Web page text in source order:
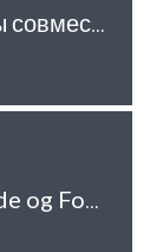
Как функционируют механизмы совместной разработки
GGBets Slotautomater for Glæde og Forskellen på Lykke